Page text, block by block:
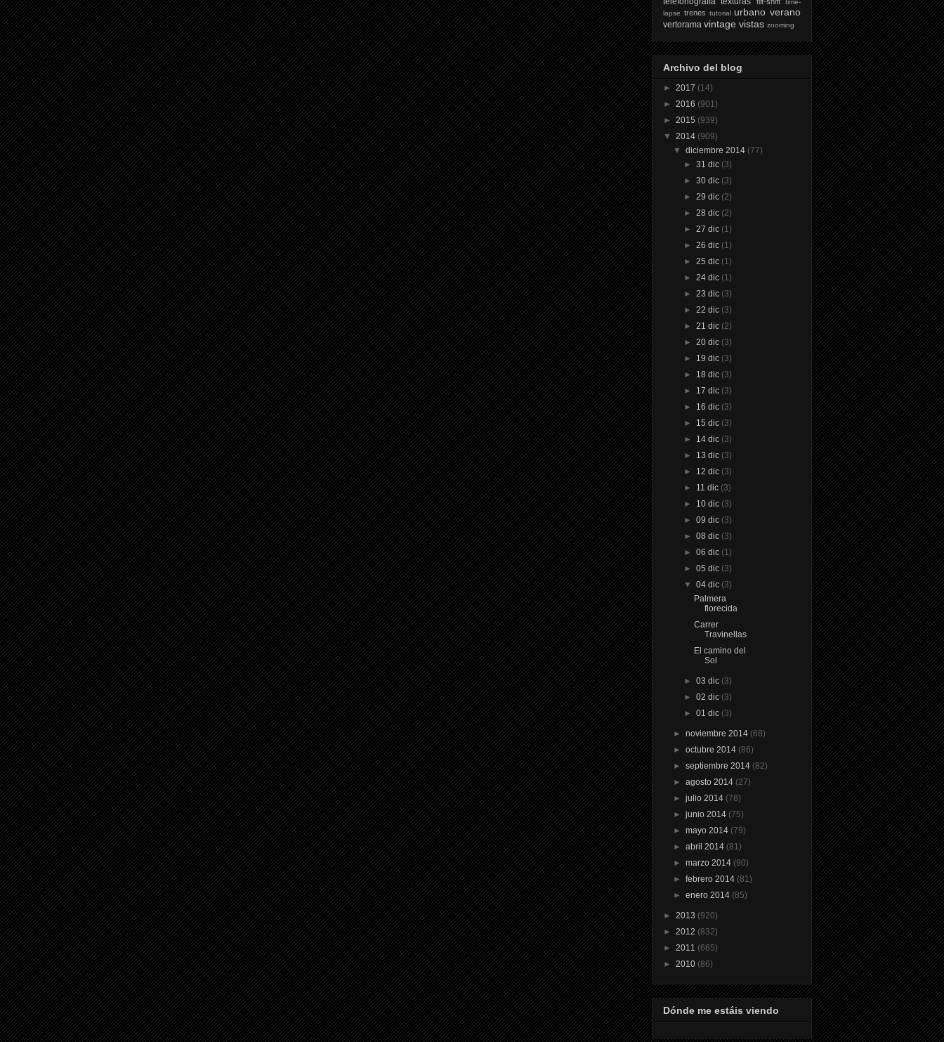
lapse trenes tutorial urbano verano
vertorama vintage vistas zooming
Archivo del blog
► 2017 (14)
► 2016 (901)
► 2015 (939)
▼ 2014 (909)
▼diciembre 2014 (77)
► 31 dic (3)
► 30 dic (3)
► 29 dic (2)
► 28 dic (2)
► 27 dic (1)
► 26 dic (1)
► 25 dic (1)
► 24 dic (1)
► 23 dic (3)
► 22 dic (3)
► 21 dic (2)
► 20 dic (3)
► 19 dic (3)
► 18 dic (3)
► 17 dic (3)
► 16 dic (3)
► 15 dic (3)
► 14 dic (3)
► 13 dic (3)
► 12 dic (3)
► 11 dic (3)
► 10 dic (3)
► 09 dic (3)
► 08 dic (3)
► 06 dic (1)
► 05 dic (3)
▼ 04 dic (3)
Palmera
florecida
Carrer
Travinellas
El camino del
Sol
► 03 dic (3)
► 02 dic (3)
► 01 dic (3)
►noviembre 2014 (68)
►octubre 2014 (86)
►septiembre 2014 (82)
►agosto 2014 (27)
►julio 2014 (78)
►junio 2014 (75)
►mayo 2014 (79)
►abril 2014 (81)
►marzo 2014 (90)
►febrero 2014 (81)
►enero 2014 (85)
► 2013 (920)
► 2012 (832)
► 2011 (665)
► 2010 (86)
Dónde me estáis viendo